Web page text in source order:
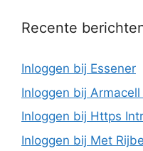
Recente
Inloggen bij Essener
Inloggen bij Armacell
Inloggen bij Https
Inloggen bij Met